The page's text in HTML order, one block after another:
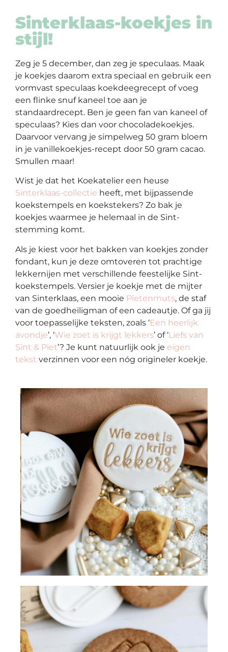
Sinterklaas-koekjes in
stijl!
Zeg je 5 december, dan zeg je speculaas. Maak
je koekjes daarom extra speciaal en gebruik een
vormvast speculaas koekdeegrecept of voeg
een flinke snuf kaneel toe aan je
standaardrecept. Ben je geen fan van kaneel of
speculaas? Kies dan voor chocoladekoekjes.
Daarvoor vervang je simpelweg 50 gram bloem
in je vanillekoekjes-recept door 50 gram cacao.
Smullen maar!
Wist je dat het Koekatelier een heuse
Sinterklaas-collectie heeft, met bijpassende
koekstempels en koekstekers? Zo bak je
koekjes waarmee je helemaal in de Sint-
stemming komt.
Als je kiest voor het bakken van koekjes zonder
fondant, kun je deze omtoveren tot prachtige
lekkernijen met verschillende feestelijke Sint-
koekstempels. Versier je koekje met de mijter
van Sinterklaas, een mooie Pietenmuts, de staf
van de goedheiligman of een cadeautje. Of ga jij
voor toepasselijke teksten, zoals ‘Een heerlijk
avondje’, ‘Wie zoet is krijgt lekkers’ of ‘Liefs van
Sint & Piet’? Je kunt natuurlijk ook je eigen
tekst verzinnen voor een nóg origineler koekje.